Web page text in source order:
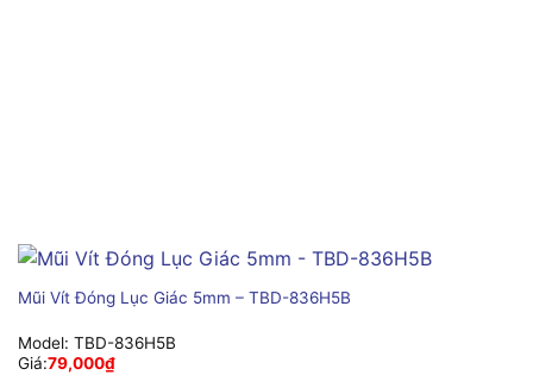
Mũi Vít Đóng Lục Giác 5mm – TBD-836H5B
Model: TBD-836H5B
Giá:79,000₫